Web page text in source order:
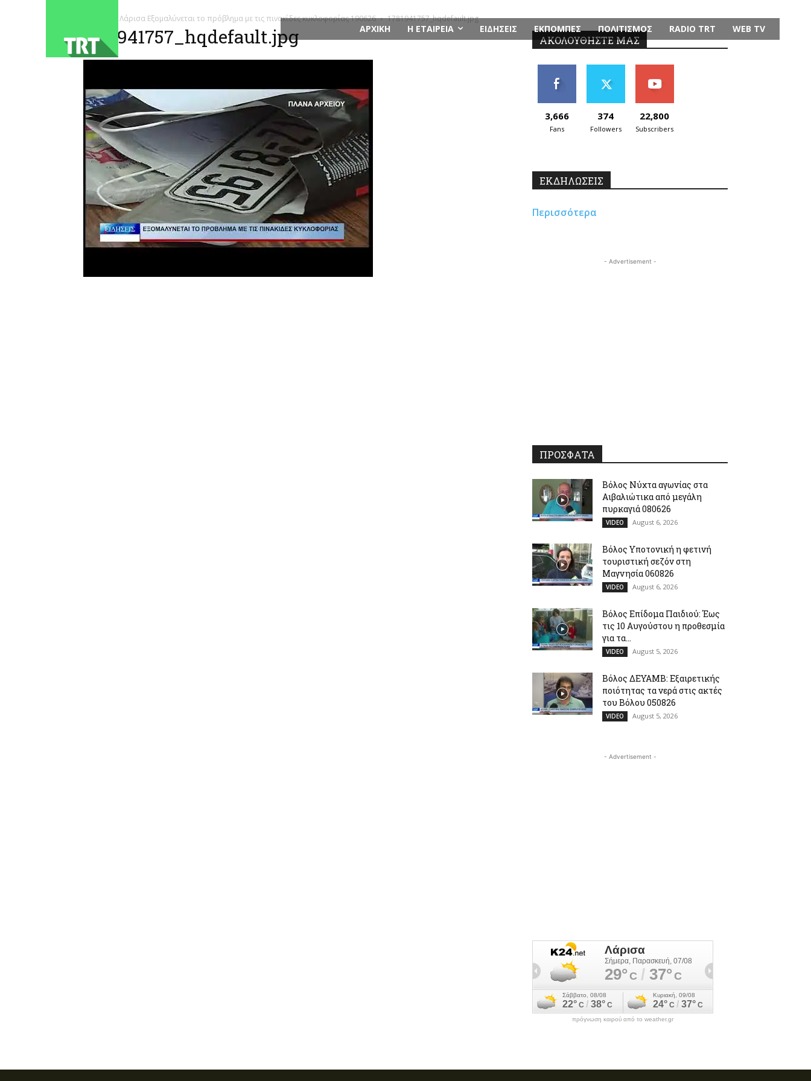
ΑΡΧΙΚΗ Η ΕΤΑΙΡΕΙΑ ΕΙΔΗΣΕΙΣ ΕΚΠΟΜΠΕΣ ΠΟΛΙΤΙΣΜΟΣ RADIO TRT WEB TV
Λάρισα Εξομαλύνεται το πρόβλημα με τις πινακίδες κυκλοφορίας 190626 1781941757_hqdefault.jpg
1781941757_hqdefault.jpg ΑΚΟΛΟΥΘΗΣΤΕ ΜΑΣ
3,666
Fans
374
Followers
22,800
Subscribers
ΕΚΔΗΛΩΣΕΙΣ
Περισσότερα
- Advertisement -
ΠΡΟΣΦΑΤΑ
Βόλος Νύχτα αγωνίας στα
Αιβαλιώτικα από μεγάλη
πυρκαγιά 080626
VIDEO August 6, 2026
Βόλος Υποτονική η φετινή
τουριστική σεζόν στη
Μαγνησία 060826
VIDEO August 6, 2026
Βόλος Επίδομα Παιδιού: Έως
τις 10 Αυγούστου η προθεσμία
για τα...
VIDEO August 5, 2026
Βόλος ΔΕΥΑΜΒ: Εξαιρετικής
ποιότητας τα νερά στις ακτές
του Βόλου 050826
VIDEO August 5, 2026
- Advertisement -
πρόγνωση καιρού από το weather.gr